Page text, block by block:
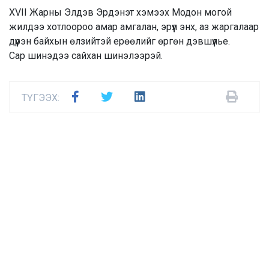
XVII Жарны Элдэв Эрдэнэт хэмээх Модон могой
жилдээ хотлоороо амар амгалан, эрүүл энх, аз жаргалаар
дүүрэн байхын өлзийтэй ерөөлийг өргөн дэвшүүлье.
Сар шинэдээ сайхан шинэлээрэй.
ТҮГЭЭХ: